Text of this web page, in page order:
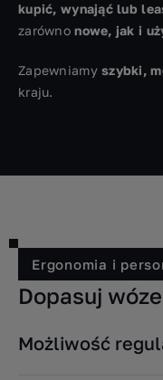
kupić, wynająć lub
zarównonowe, jak i
Zapewniamyszybki,
kraju.
Ergonomia i
Dopasuj
Możliwość